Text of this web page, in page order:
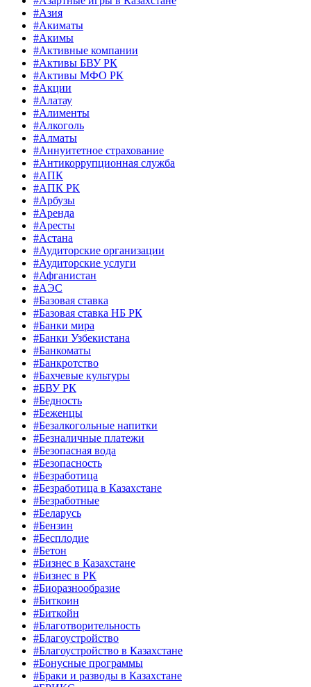
#Азия
#Акиматы
#Акимы
#Активные компании
#Активы БВУ РК
#Активы МФО РК
#Акции
#Алатау
#Алименты
#Алкоголь
#Алматы
#Аннуитетное страхование
#Антикоррупционная служба
#АПК
#АПК РК
#Арбузы
#Аренда
#Аресты
#Астана
#Аудиторские организации
#Аудиторские услуги
#Афганистан
#АЭС
#Базовая ставка
#Базовая ставка НБ РК
#Банки мира
#Банки Узбекистана
#Банкоматы
#Банкротство
#Бахчевые культуры
#БВУ РК
#Бедность
#Беженцы
#Безалкогольные напитки
#Безналичные платежи
#Безопасная вода
#Безопасность
#Безработица
#Безработица в Казахстане
#Безработные
#Беларусь
#Бензин
#Бесплодие
#Бетон
#Бизнес в Казахстане
#Бизнес в РК
#Биоразнообразие
#Биткоин
#Биткойн
#Благотворительность
#Благоустройство
#Благоустройство в Казахстане
#Бонусные программы
#Браки и разводы в Казахстане